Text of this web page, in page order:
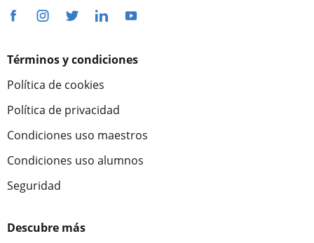
Términos y condiciones
Política de cookies
Política de privacidad
Condiciones uso maestros
Condiciones uso alumnos
Seguridad
Descubre más